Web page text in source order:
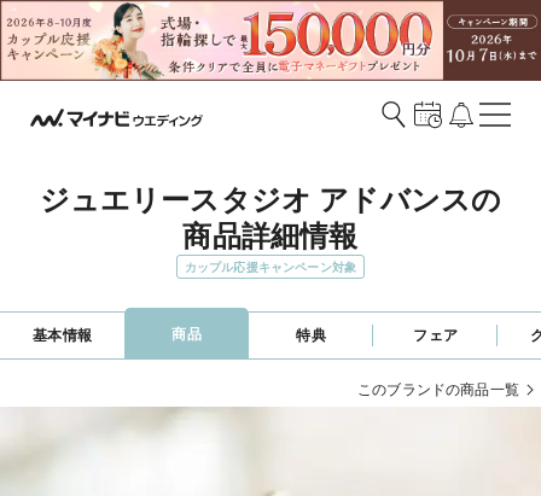
ジュエリースタジオ アドバンスの
商品詳細情報
カップル応援キャンペーン対象
基本情報 商品 特典 フェア
このブランドの商品一覧